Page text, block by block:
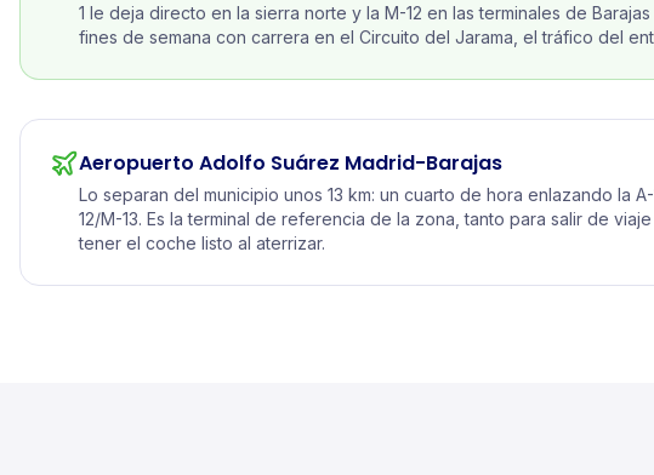
1 le deja directo en la sierra norte y la M-12 en las terminales de
fines de semana con carrera en el Circuito del Jarama, el tráfico del
Aeropuerto Adolfo Suárez Madrid-Barajas
Lo separan del municipio unos 13 km: un cuarto de hora enlazando la
12/M-13. Es la terminal de referencia de la zona, tanto para salir de
tener el coche listo al aterrizar.